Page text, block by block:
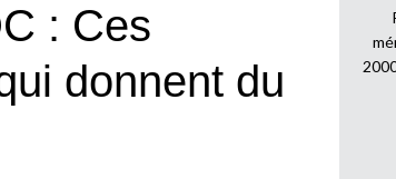
: Ces
donnent du